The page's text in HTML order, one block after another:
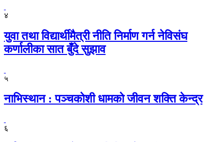
४
युवा तथा विद्यार्थीमैत्री नीति निर्माण गर्न नेविसंघ
कर्णालीका सात बुँदे सुझाव
५
नाभिस्थान : पञ्चकोशी धामको जीवन शक्ति केन्द्र
६